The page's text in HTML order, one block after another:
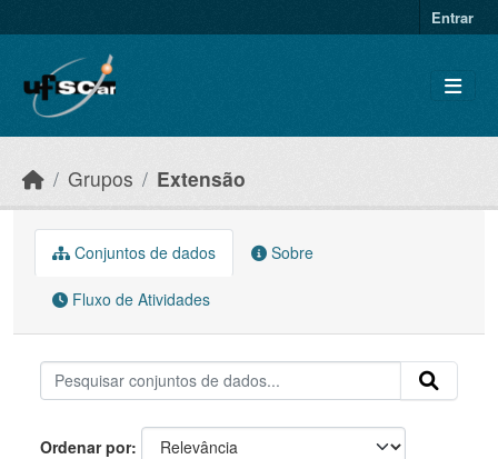
Entrar
Grupos Extensão
Conjuntos de dados Sobre
Fluxo de Atividades
Ordenar por